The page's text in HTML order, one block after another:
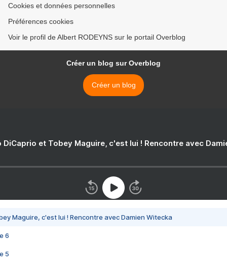
Cookies et données personnelles
Préférences cookies
Voir le profil de Albert RODEYNS sur le portail Overblog
Créer un blog sur Overblog
Créer un blog
DiCaprio et Tobey Maguire, c'est lui ! Rencontre avec
Maguire, c'est lui ! Rencontre avec Damien Witecka
6
5